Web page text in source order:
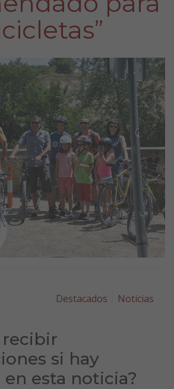
Destacados
Noticias
recibir
si hay
esta noticia?